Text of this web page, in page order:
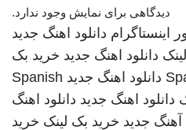
دیدگاهی برای نمایش وجود ندارد.
اینستاگرام دانلود اهنگ جدید
دانلود اهنگ جدید خرید بک
دانلود اهنگ جدید Spanish
دانلود اهنگ جدید دانلود اهنگ
آهنگ جدید خرید بک لینک خرید